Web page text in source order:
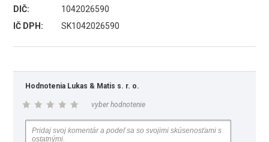
DIČ:
1042026590
IČ DPH:
SK1042026590
Hodnotenia Lukas & Matis s. r. o.
vyber hodnotenie